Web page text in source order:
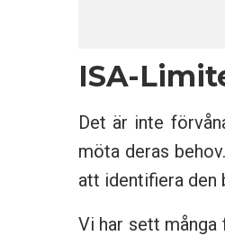
ISA-
Det är inte
möta deras
att identifiera den
Vi har sett många